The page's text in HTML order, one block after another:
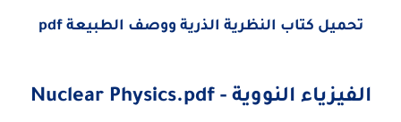
تحميل كتاب النظرية الذرية ووصف الطبيعة pdf
الفيزياء النووية - Nuclear Physics.pdf